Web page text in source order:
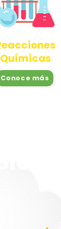
Químicas
Conoce más